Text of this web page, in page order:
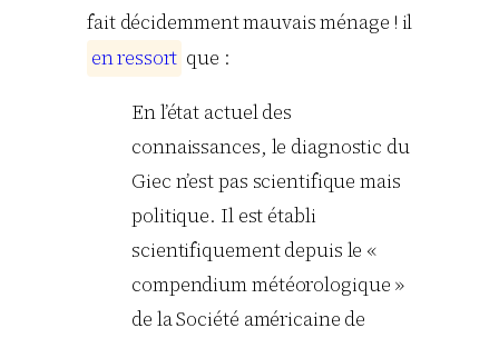
fait décidemment mauvais ménage ! il
enressort que :
En l’état actuel des
connaissances, le diagnostic du
Giec n’est pas scientifique mais
politique. Il est établi
scientifiquement depuis le «
compendium météorologique »
de la Société américaine de